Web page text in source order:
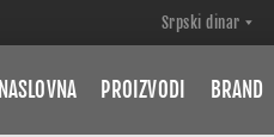
NASLOVNA PROIZVODI BRAND